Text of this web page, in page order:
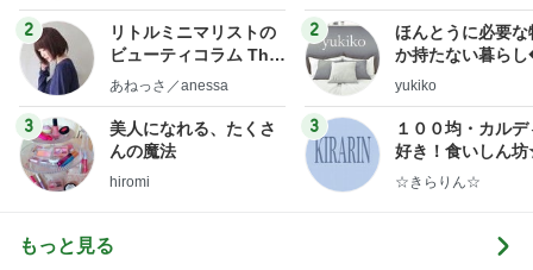
2
リトルミニマリストの
ビューティコラム The
little minimalist's bea
あねっさ／anessa
3
美人になれる、たくさ
んの魔法
hiromi
2
ほんとうに必要な
か持たない暮ら
ep Life Simple◆
yukiko
3
１００均・カルデ
好き！食いしん
らりん☆のブログ
☆きらりん☆
もっと見る